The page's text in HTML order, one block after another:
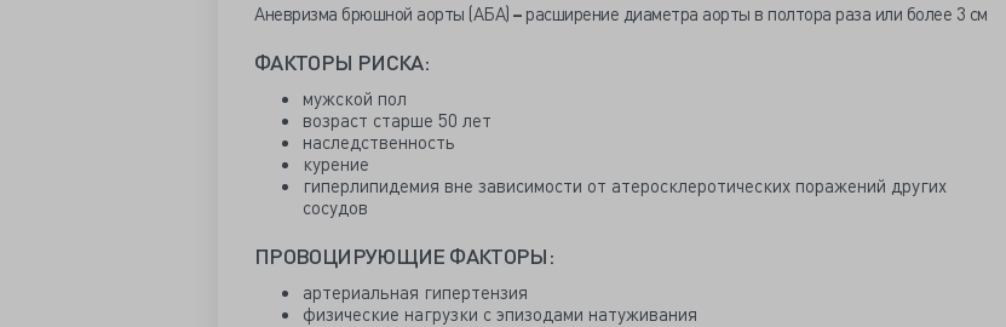
Аневризма брюшной аорты (АБА) – расширение диаметра аорты в полтора раза или более 3 см
ФАКТОРЫ РИСКА:
мужской пол
возраст старше 50 лет
наследственность
курение
гиперлипидемия вне зависимости от атеросклеротических поражений других
сосудов
ПРОВОЦИРУЮЩИЕ ФАКТОРЫ:
артериальная гипертензия
физические нагрузки с эпизодами натуживания